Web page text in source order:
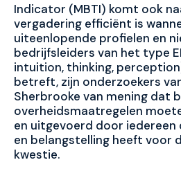
Indicator (MBTI) komt ook
vergadering efficiënt is
uiteenlopende profielen en
bedrijfsleiders van het type
intuition, thinking,
betreft, zijn onderzoekers
Sherbrooke van mening dat
overheidsmaatregelen
en uitgevoerd door iedereen
en belangstelling heeft voor
kwestie.